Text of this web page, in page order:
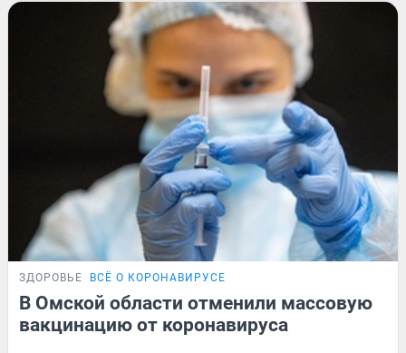
ЗДОРОВЬЕ ВСЁ О КОРОНАВИРУСЕ
В Омской области отменили массовую
вакцинацию от коронавируса